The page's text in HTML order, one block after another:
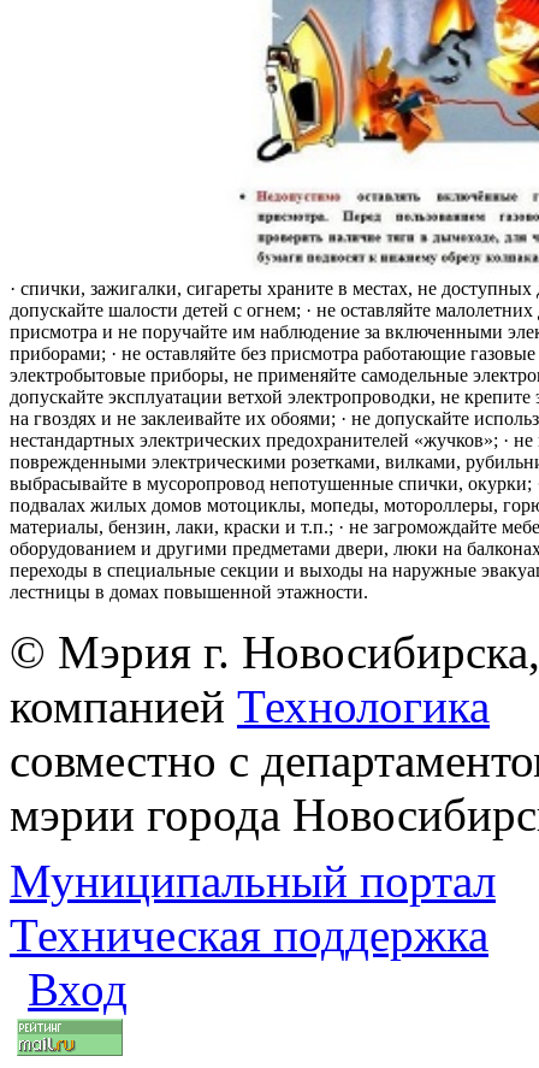
· спички, зажигалки, сигареты храните в местах, не доступных
допускайте шалости детей с огнем; · не оставляйте малолетних
присмотра и не поручайте им наблюдение за включенными
приборами; · не оставляйте без присмотра работающие
электробытовые приборы, не применяйте самодельные
допускайте эксплуатации ветхой электропроводки, не крепите
на гвоздях и не заклеивайте их обоями; · не допускайте
нестандартных электрических предохранителей «жучков»; · не
поврежденными электрическими розетками, вилками,
выбрасывайте в мусоропровод непотушенные спички, окурки;
подвалах жилых домов мотоциклы, мопеды, мотороллеры,
материалы, бензин, лаки, краски и т.п.; · не загромождайте
оборудованием и другими предметами двери, люки на
переходы в специальные секции и выходы на наружные
лестницы в домах повышенной этажности.
© Мэрия г.
компанией Технологика
совместно с
мэрии города
Муниципальный портал
Техническая поддержка
Вход